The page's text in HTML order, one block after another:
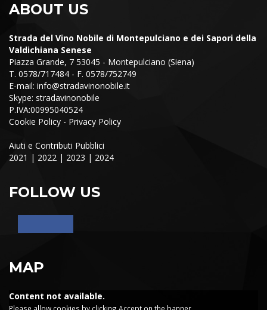
ABOUT US
Strada del Vino Nobile di Montepulciano e dei Sapori della
Valdichiana Senese
Piazza Grande, 7 53045 - Montepulciano (Siena)
T. 0578/717484 - F. 0578/752749
E-mail: info@stradavinonobile.it
Skype: stradavinonobile
P.IVA:00995040524
Cookie Policy - Privacy Policy
Aiuti e Contributi Pubblici
2021 | 2022 | 2023 | 2024
FOLLOW US
MAP
Content not available.